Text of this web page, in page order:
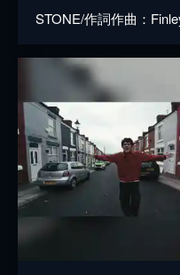
STONE/作詞作曲：